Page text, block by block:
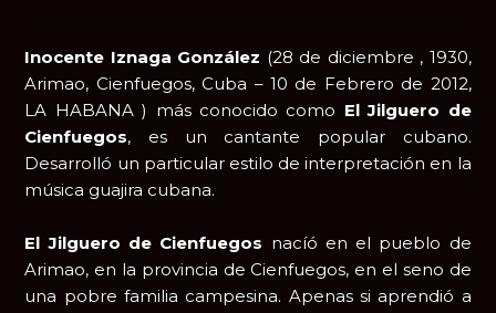
Inocente Iznaga González (28 de diciembre , 1930,
Arimao, Cienfuegos, Cuba – 10 de Febrero de 2012,
LA HABANA ) más conocido como El Jilguero de
Cienfuegos, es un cantante popular cubano.
Desarrolló un particular estilo de interpretación en la
música guajira cubana.
El Jilguero de Cienfuegos nacíó en el pueblo de
Arimao, en la provincia de Cienfuegos, en el seno de
una pobre familia campesina. Apenas si aprendió a